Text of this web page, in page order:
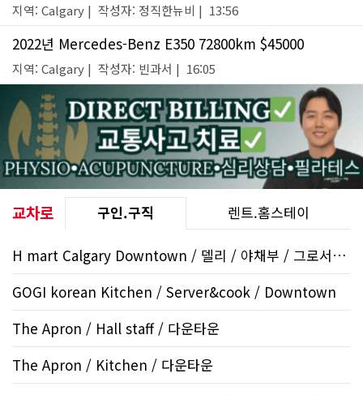
지역: Calgary | 작성자: 정직한뉴비 | 13:56
2022년 Mercedes-Benz E350 72800km $45000
지역: Calgary | 작성자: 빈과서 | 16:05
교차로 구인.구직 렌트.홈스테이
H mart Calgary Downtown / 델리 / 야채부 / 그로서리 / 13..
GOGI korean Kitchen / Server&cook / Downtown
The Apron / Hall staff / 다운타운
The Apron / Kitchen / 다운타운